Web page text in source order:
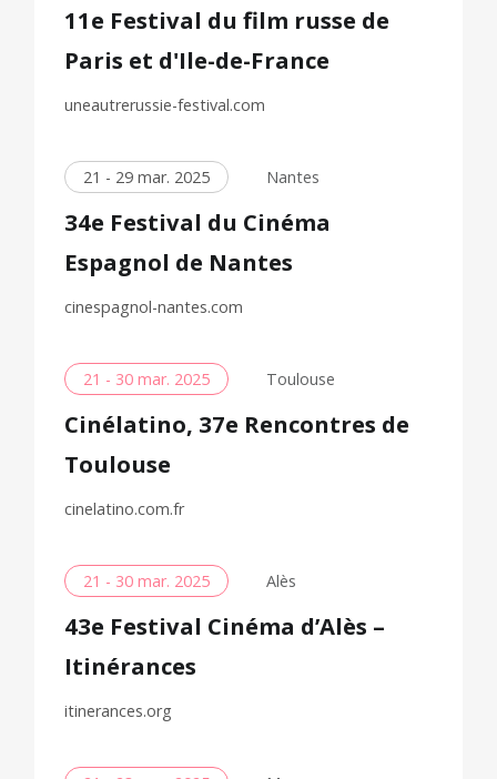
11e Festival du film russe de
Paris et d'Ile-de-France
uneautrerussie-festival.com
21 - 29 mar. 2025 Nantes
34e Festival du Cinéma
Espagnol de Nantes
cinespagnol-nantes.com
21 - 30 mar. 2025 Toulouse
Cinélatino, 37e Rencontres de
Toulouse
cinelatino.com.fr
21 - 30 mar. 2025 Alès
43e Festival Cinéma d’Alès –
Itinérances
itinerances.org